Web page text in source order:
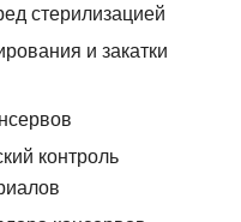
стерилизацией
и закатки
контроль